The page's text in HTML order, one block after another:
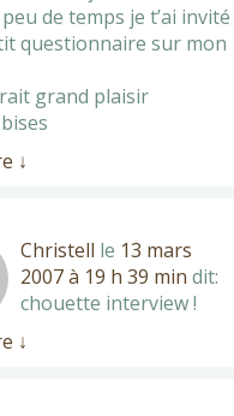
de temps je t’ai invité
questionnaire sur mon
grand plaisir
↓
Christell le 13 mars
2007 à 19 h 39 min dit:
chouette interview !
↓